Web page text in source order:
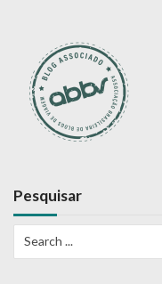
ç
ã
p
o
s
Pesquisar
for: